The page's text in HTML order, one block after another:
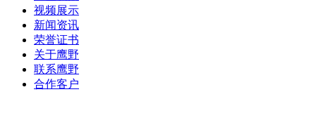
视频展示
新闻资讯
荣誉证书
关于鹰野
联系鹰野
合作客户